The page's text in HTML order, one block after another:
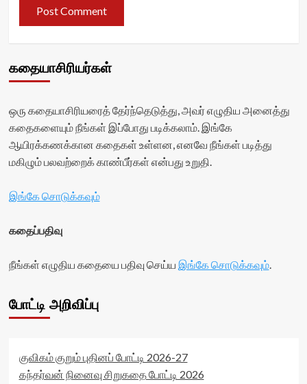
கதையாசிரியர்கள்
ஒரு கதையாசிரியரைத் தேர்ந்தெடுத்து, அவர் எழுதிய அனைத்து
கதைகளையும் நீங்கள் இப்போது படிக்கலாம். இங்கே
ஆயிரக்கணக்கான கதைகள் உள்ளன, எனவே நீங்கள் படித்து
மகிழும் பலவற்றைக் காண்பீர்கள் என்பது உறுதி.
இங்கே சொடுக்கவும்
கதைப்பதிவு
நீங்கள் எழுதிய கதையை பதிவு செய்ய இங்கே சொடுக்கவும்.
போட்டி அறிவிப்பு
குவிகம் குறும் புதினப் போட்டி 2026-27
கந்தர்வன் நினைவு சிறுகதை போட்டி 2026